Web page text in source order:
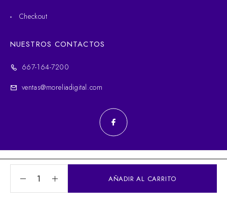
AÑADIR AL CARRITO
Checkout
NUESTROS CONTACTOS
667-164-7200
ventas@moreliadigital.com
© 2025 Morelia Digital. Todos los derechos reservados.